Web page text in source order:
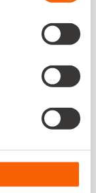
om
bedrag